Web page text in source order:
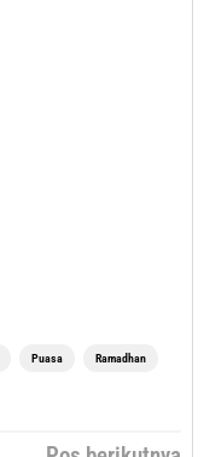
Puasa Ramadhan